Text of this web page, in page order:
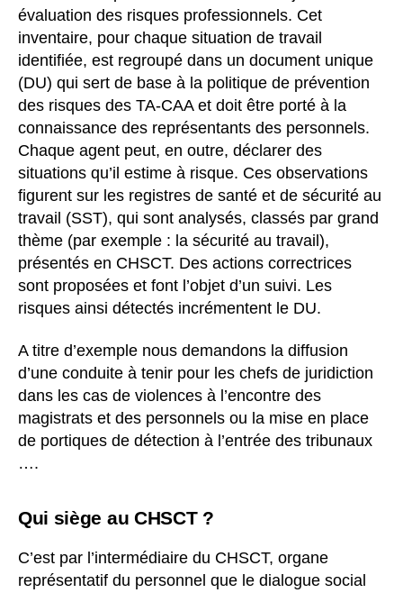
évaluation des risques professionnels. Cet
inventaire, pour chaque situation de travail
identifiée, est regroupé dans un document unique
(DU) qui sert de base à la politique de prévention
des risques des TA-CAA et doit être porté à la
connaissance des représentants des personnels.
Chaque agent peut, en outre, déclarer des
situations qu’il estime à risque. Ces observations
figurent sur les registres de santé et de sécurité au
travail (SST), qui sont analysés, classés par grand
thème (par exemple : la sécurité au travail),
présentés en CHSCT. Des actions correctrices
sont proposées et font l’objet d’un suivi. Les
risques ainsi détectés incrémentent le DU.
A titre d’exemple nous demandons la diffusion
d’une conduite à tenir pour les chefs de juridiction
dans les cas de violences à l’encontre des
magistrats et des personnels ou la mise en place
de portiques de détection à l’entrée des tribunaux
….
Qui siège au CHSCT ?
C’est par l’intermédiaire du CHSCT, organe
représentatif du personnel que le dialogue social